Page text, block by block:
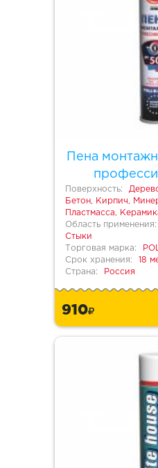
Пена
Поверхность:
Бетон, Кирпич,
Пластмасса,
Область применения:
Стыки
Торговая марка:
Срок хранения:
18
Страна:
Россия
910